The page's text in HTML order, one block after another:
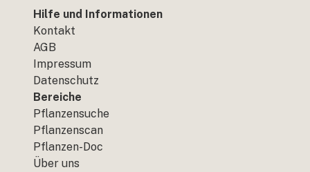
Hilfe und Informationen
Kontakt
AGB
Impressum
Datenschutz
Bereiche
Pflanzensuche
Pflanzenscan
Pflanzen-Doc
Über uns